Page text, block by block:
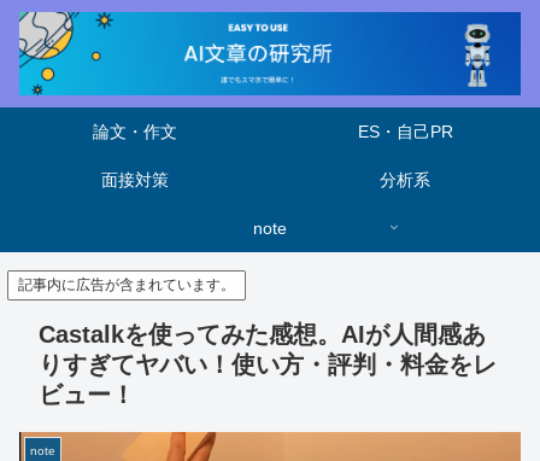
論文・作文 ES・自己PR
面接対策 分析系
note
記事内に広告が含まれています。
Castalkを使ってみた感想。AIが人間感あ
りすぎてヤバい！使い方・評判・料金をレ
ビュー！
note